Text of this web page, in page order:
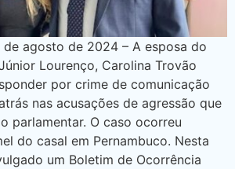
de agosto de 2024 – A esposa do
Lourenço, Carolina Trovão
por crime de comunicação
nas acusações de agressão que
parlamentar. O caso ocorreu
do casal em Pernambuco. Nesta
um Boletim de Ocorrência